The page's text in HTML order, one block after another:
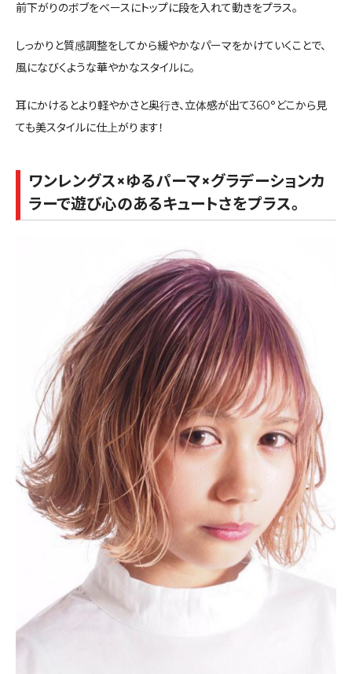
前下がりのボブをベースにトップに段を入れて動きをプラス。
しっかりと質感調整をしてから緩やかなパーマをかけていくことで、
風になびくような華やかなスタイルに。
耳にかけるとより軽やかさと奥行き、立体感が出て360°どこから見
ても美スタイルに仕上がります！
ワンレングス×ゆるパーマ×グラデーションカ
ラーで遊び心のあるキュートさをプラス。